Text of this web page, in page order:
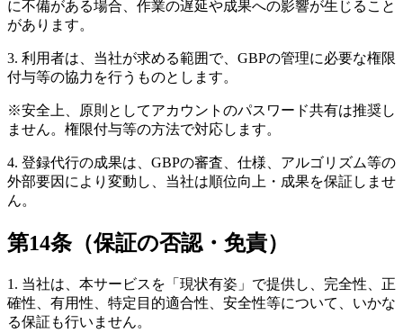
に不備がある場合、作業の遅延や成果への影響が生じること
があります。
3. 利用者は、当社が求める範囲で、GBPの管理に必要な権限
付与等の協力を行うものとします。
※安全上、原則としてアカウントのパスワード共有は推奨し
ません。権限付与等の方法で対応します。
4. 登録代行の成果は、GBPの審査、仕様、アルゴリズム等の
外部要因により変動し、当社は順位向上・成果を保証しませ
ん。
第14条（保証の否認・免責）
1. 当社は、本サービスを「現状有姿」で提供し、完全性、正
確性、有用性、特定目的適合性、安全性等について、いかな
る保証も行いません。